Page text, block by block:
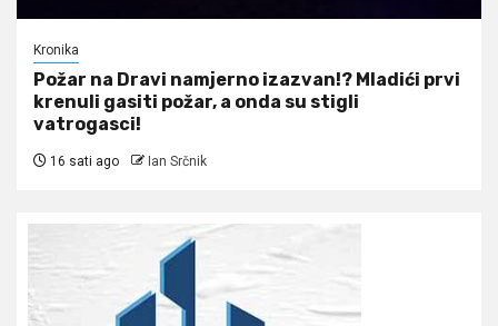
Kronika
Požar na Dravi namjerno izazvan!? Mladići prvi
krenuli gasiti požar, a onda su stigli
vatrogasci!
16 sati ago Ian Srčnik